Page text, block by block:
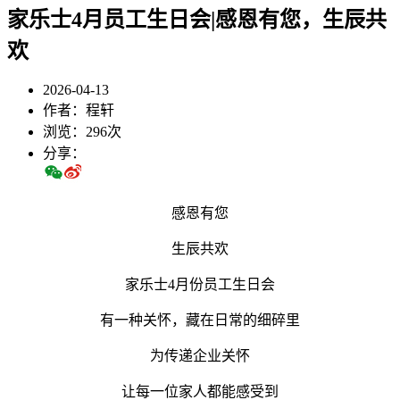
家乐士4月员工生日会|感恩有您，生辰共
欢
2026-04-13
作者：程轩
浏览：296次
分享：
感恩有您
生辰共欢
家乐士4月份员工生日会
有一种关怀，藏在日常的细碎里
为传递企业关怀
让每一位家人都能感受到